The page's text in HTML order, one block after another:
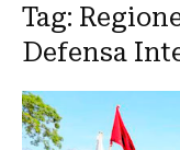
Tag:
Defensa